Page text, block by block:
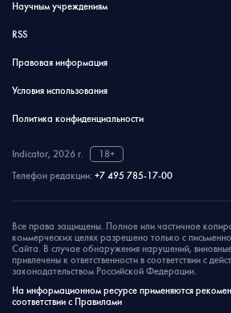
Научным учреждениям
RSS
Правовая информация
Условия использования
Политика конфиденциальности
Indicator, 2026 г.
18+
Телефон редакции: +7 495 785-17-00
Все права защищены. Полное или частичное
коммерческих целях разрешено только с
Сайта. В случае обнаружения нарушений,
привлечены к ответственности в соответствии с
законодательством Российской Федерации.
На информационном ресурсе применяются
соответствии с Правилами